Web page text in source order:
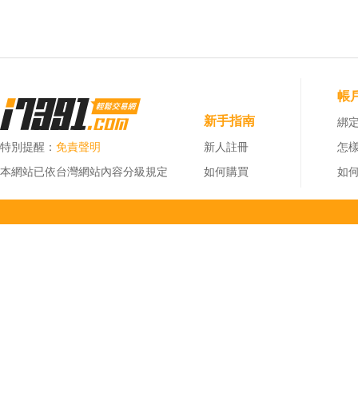
特別提醒： 免責聲明
本網站已依台灣網站內容分級規定
新手指南
新人註冊
如何購買
帳
綁
怎
如